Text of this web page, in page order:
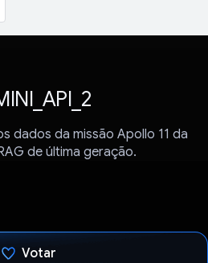
dados da missão Apollo 11 da
de última geração.
Votar